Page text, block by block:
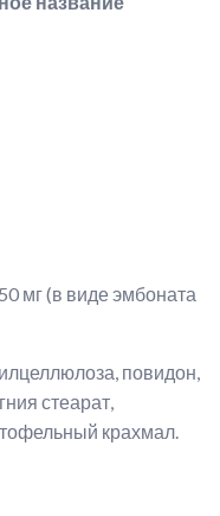
мг (в виде эмбоната
повидон,
стеарат,
крахмал.